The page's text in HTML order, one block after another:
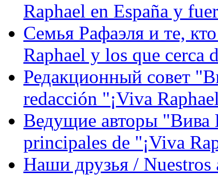
Raphael en España y
Семья Рафаэля и те,
Raphael y los que cerca
Редакционный совет
redacción "¡Viva
Ведущие авторы "Вива
principales de "¡Viva
Наши друзья / Nuestros